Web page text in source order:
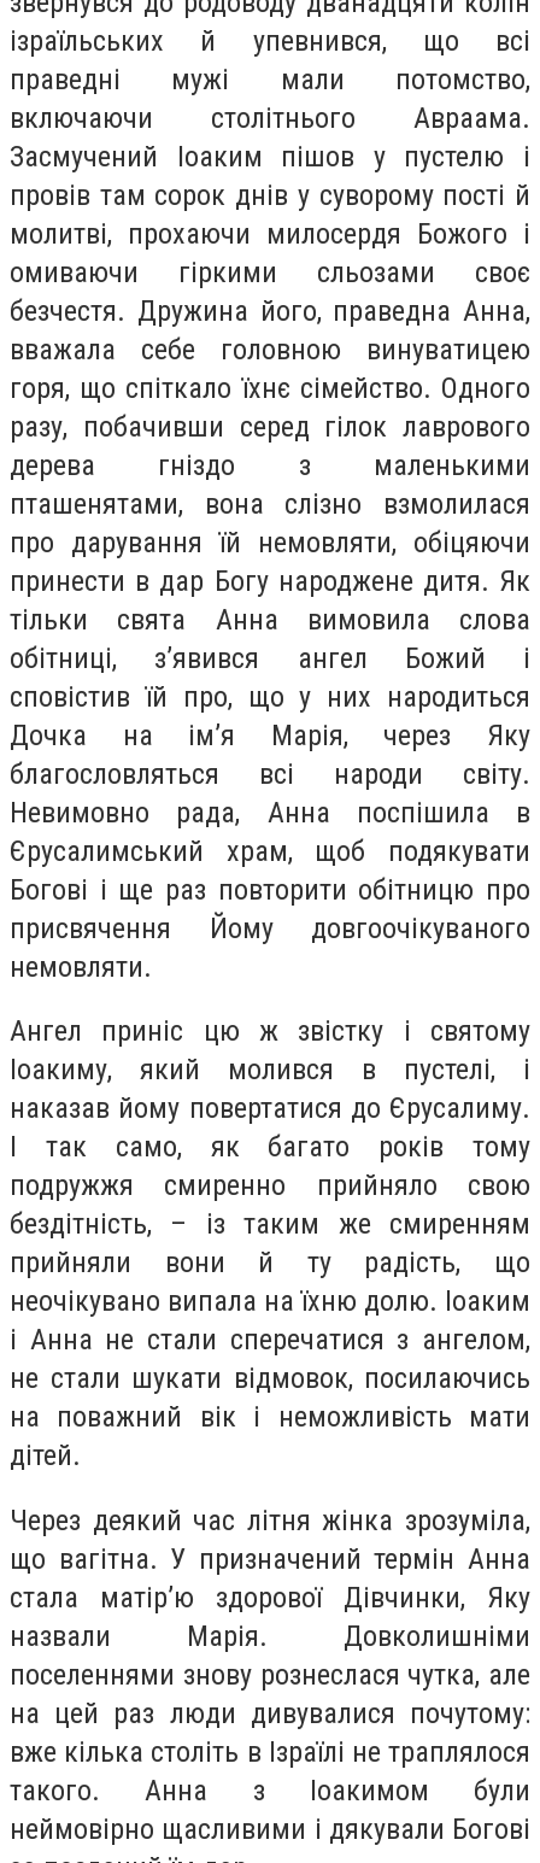
ізраїльських й упевнився, що всі
праведні мужі мали потомство,
включаючи столітнього Авраама.
Засмучений Іоаким пішов у пустелю і
провів там сорок днів у суворому пості й
молитві, прохаючи милосердя Божого і
омиваючи гіркими сльозами своє
безчестя. Дружина його, праведна Анна,
вважала себе головною винуватицею
горя, що спіткало їхнє сімейство. Одного
разу, побачивши серед гілок лаврового
дерева гніздо з маленькими
пташенятами, вона слізно взмолилася
про дарування їй немовляти, обіцяючи
принести в дар Богу народжене дитя. Як
тільки свята Анна вимовила слова
обітниці, з’явився ангел Божий і
сповістив їй про, що у них народиться
Дочка на ім’я Марія, через Яку
благословляться всі народи світу.
Невимовно рада, Анна поспішила в
Єрусалимський храм, щоб подякувати
Богові і ще раз повторити обітницю про
присвячення Йому довгоочікуваного
немовляти.
Ангел приніс цю ж звістку і святому
Іоакиму, який молився в пустелі, і
наказав йому повертатися до Єрусалиму.
І так само, як багато років тому
подружжя смиренно прийняло свою
бездітність, – із таким же смиренням
прийняли вони й ту радість, що
неочікувано випала на їхню долю. Іоаким
і Анна не стали сперечатися з ангелом,
не стали шукати відмовок, посилаючись
на поважний вік і неможливість мати
дітей.
Через деякий час літня жінка зрозуміла,
що вагітна. У призначений термін Анна
стала матір’ю здорової Дівчинки, Яку
назвали Марія. Довколишніми
поселеннями знову рознеслася чутка, але
на цей раз люди дивувалися почутому:
вже кілька століть в Ізраїлі не траплялося
такого. Анна з Іоакимом були
неймовірно щасливими і дякували Богові